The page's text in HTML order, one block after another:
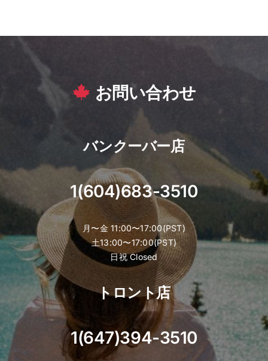
お問い合わせ
バンクーバー店
1(604)683-3510
月〜金 11:00〜17:00(PST)
土13:00〜17:00(PST)
日祝 Closed
トロント店
1(647)394-3510